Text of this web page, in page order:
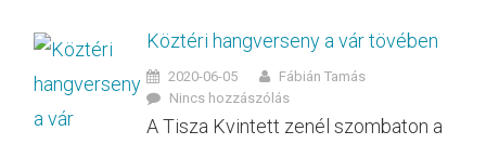
Köztéri hangverseny a vár tövében
2020-06-05
Fábián Tamás
Nincs hozzászólás
A Tisza Kvintett zenél szombaton a